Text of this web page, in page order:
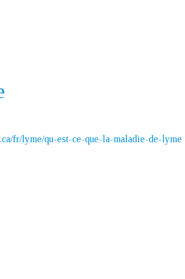
fr/lyme/qu-est-ce-que-la-maladie-de-lyme